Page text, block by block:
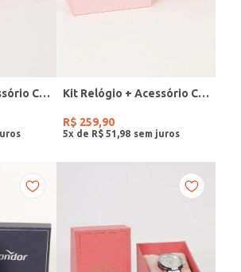
Kit Relógio + Acessório Condor Feminino DOURADO Kit Relógio + Acessório Condor Feminino DOURADO
R$ 259,90
5x de R$ 51 98